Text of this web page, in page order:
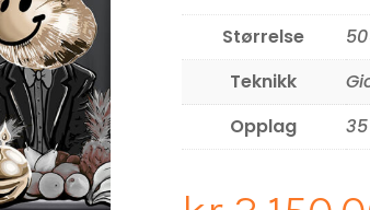
Størrelse
Teknikk
Opplag
35